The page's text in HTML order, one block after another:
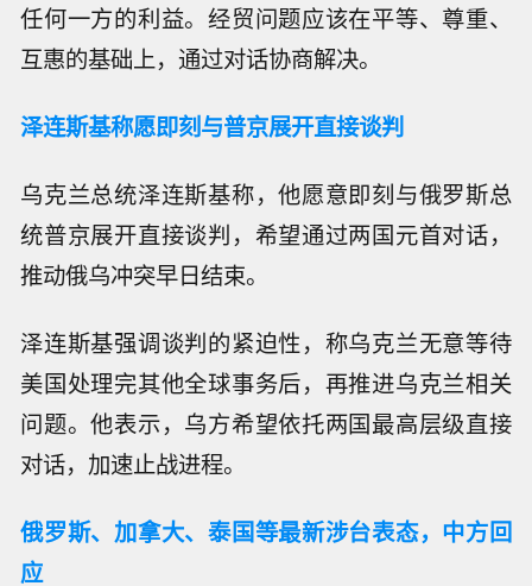
任何一方的利益。经贸问题应该在平等、尊重、
互惠的基础上，通过对话协商解决。
泽连斯基称愿即刻与普京展开直接谈判
乌克兰总统泽连斯基称，他愿意即刻与俄罗斯总
统普京展开直接谈判，希望通过两国元首对话，
推动俄乌冲突早日结束。
泽连斯基强调谈判的紧迫性，称乌克兰无意等待
美国处理完其他全球事务后，再推进乌克兰相关
问题。他表示，乌方希望依托两国最高层级直接
对话，加速止战进程。
俄罗斯、加拿大、泰国等最新涉台表态，中方回
应